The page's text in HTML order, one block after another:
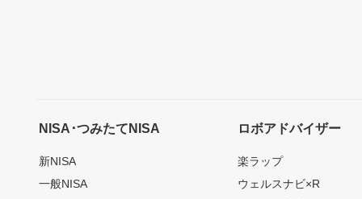
NISA･つみたてNISA
新NISA
一般NISA
ロボアドバイザー
楽ラップ
ウェルスナビ×R